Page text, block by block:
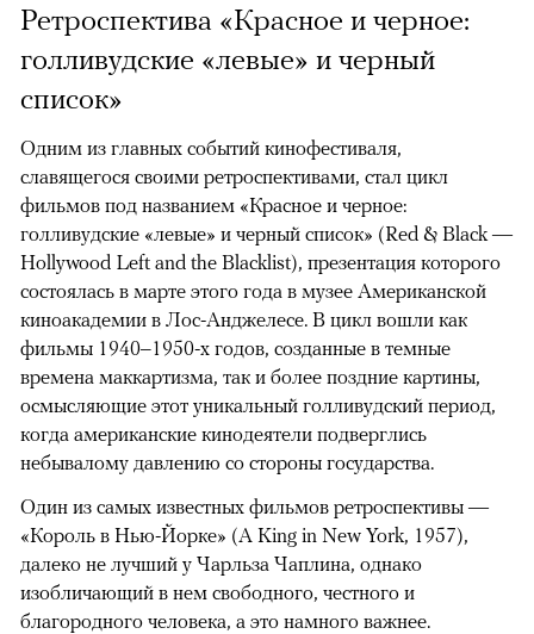
Ретроспектива «Красное и черное:
голливудские «левые» и черный
список»
Одним из главных событий кинофестиваля,
славящегося своими ретроспективами, стал цикл
фильмов под названием «Красное и черное:
голливудские «левые» и черный список» (Red & Black —
Hollywood Left and the Blacklist), презентация которого
состоялась в марте этого года в музее Американской
киноакадемии в Лос-Анджелесе. В цикл вошли как
фильмы 1940–1950-х годов, созданные в темные
времена маккартизма, так и более поздние картины,
осмысляющие этот уникальный голливудский период,
когда американские кинодеятели подверглись
небывалому давлению со стороны государства.
Один из самых известных фильмов ретроспективы —
«Король в Нью-Йорке» (A King in New York, 1957),
далеко не лучший у Чарльза Чаплина, однако
изобличающий в нем свободного, честного и
благородного человека, а это намного важнее.